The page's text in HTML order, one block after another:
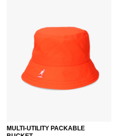
MULTI-UTILITY PACKABLE